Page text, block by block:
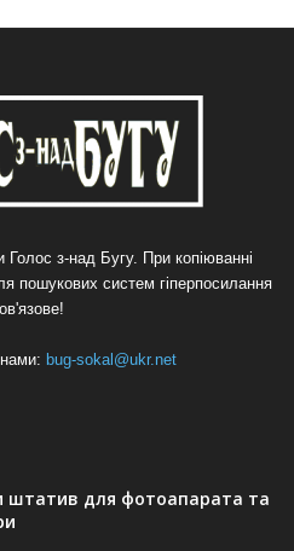
Голос з-над Бугу. При копіюванні
пошукових систем гіперпосилання
bug-sokal@ukr.net
штатив для фотоапарата та